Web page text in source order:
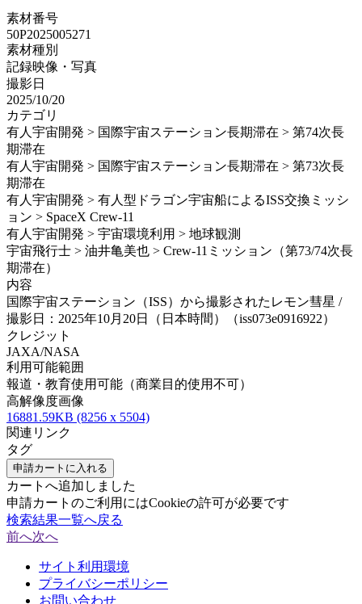
素材番号
50P2025005271
素材種別
記録映像・写真
撮影日
2025/10/20
カテゴリ
有人宇宙開発 > 国際宇宙ステーション長期滞在 > 第74次長
期滞在
有人宇宙開発 > 国際宇宙ステーション長期滞在 > 第73次長
期滞在
有人宇宙開発 > 有人型ドラゴン宇宙船によるISS交換ミッシ
ョン > SpaceX Crew-11
有人宇宙開発 > 宇宙環境利用 > 地球観測
宇宙飛行士 > 油井亀美也 > Crew-11ミッション（第73/74次長
期滞在）
内容
国際宇宙ステーション（ISS）から撮影されたレモン彗星 /
撮影日：2025年10月20日（日本時間）（iss073e0916922）
クレジット
JAXA/NASA
利用可能範囲
報道・教育使用可能（商業目的使用不可）
高解像度画像
16881.59KB (8256 x 5504)
関連リンク
タグ
申請カートに入れる
カートへ追加しました
申請カートのご利用にはCookieの許可が必要です
検索結果一覧へ戻る
前へ次へ
サイト利用環境
プライバシーポリシー
お問い合わせ